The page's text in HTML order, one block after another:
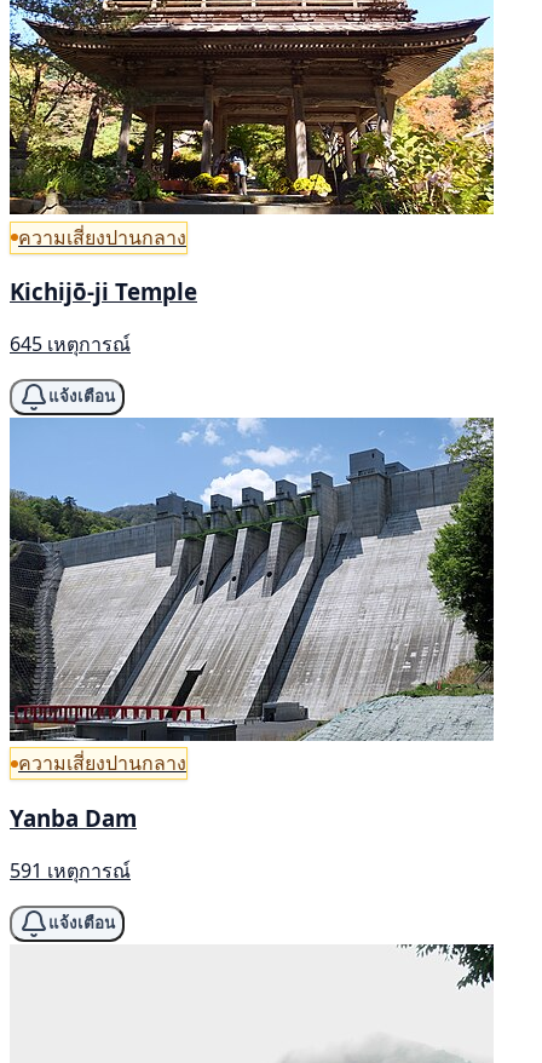
ความเสี่ยงปานกลาง
Kichijō-ji Temple
645 เหตุการณ์
แจ้งเตือน
ความเสี่ยงปานกลาง
Yanba Dam
591 เหตุการณ์
แจ้งเตือน